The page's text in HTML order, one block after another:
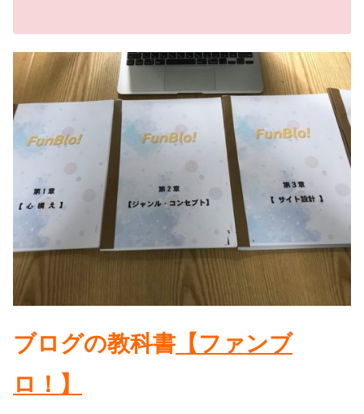
ブログの教科書 【ファンブ
ロ！】